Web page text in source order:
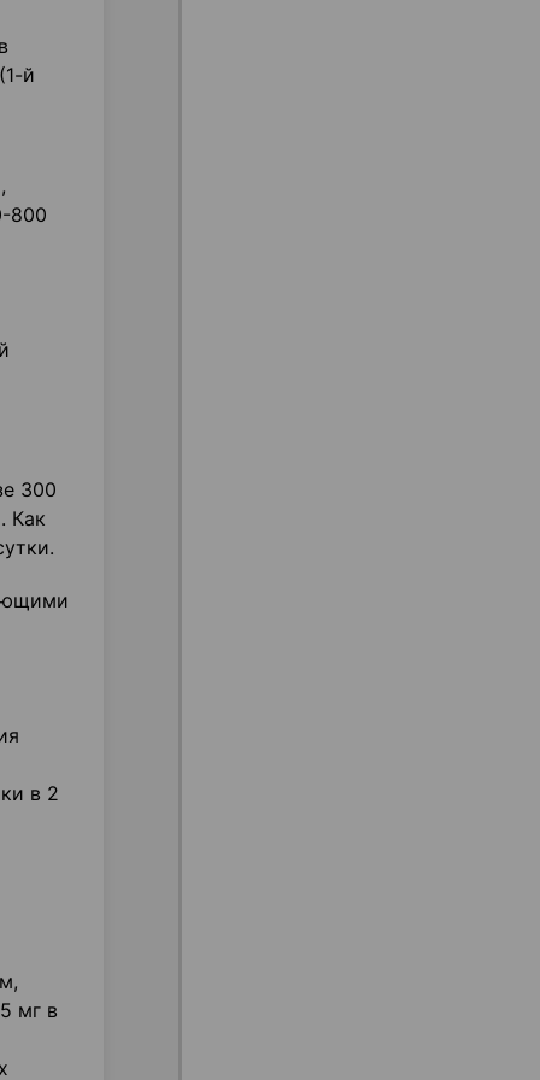
й
800
300
Как
в 2
мг в